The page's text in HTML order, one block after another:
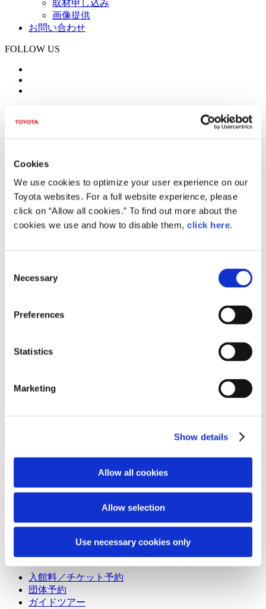
Cookies
We use cookies to optimize your user experience on our
Toyota websites. For a full website experience, please
click on “Allow all cookies.” To find out more about the
cookies we use and how to disable them, click here.
Selection
Necessary
Preferences
Statistics
Marketing
Show details
Allow all cookies
Allow selection
Use necessary cookies only
取材申し込み
画像提供
お問い合わせ
FOLLOW US
該当ページがございません。
このページをブックマーク登録されていた方は、
お手数ですがブックマークの変更をお願いいたします。
富士モータースポーツミュージアム
トップページ
なお、このページは５秒後に自動的にジャンプします。
FOLLOW US
富士モータースポーツミュージアム公式アカウントを開設い
たしました。フォローして最新情報をチェックしてくださ
富士モータースポーツフォレスト
ミュージアムガイド
展示テーマ
レジェンドストーリーズ
展示アーカイブ
利用案内
入館料／チケット予約
団体予約
ガイドツアー